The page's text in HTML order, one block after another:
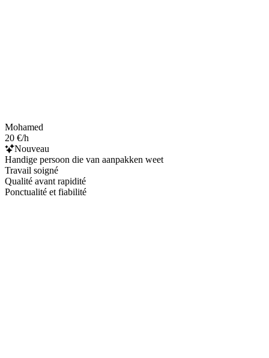
Mohamed
20 €/h
Nouveau
Handige persoon die van aanpakken weet
Travail soigné
Qualité avant rapidité
Ponctualité et fiabilité